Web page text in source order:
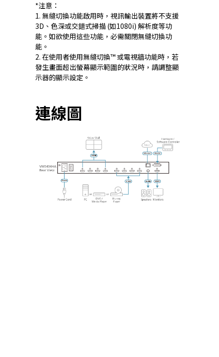
*注意：
1. 無縫切換功能啟用時，視訊輸出裝置將不支援
3D、色深或交錯式掃描 (如1080i) 解析度等功
能。如欲使用這些功能，必需關閉無縫切換功
能。
2. 在使用者使用無縫切換™ 或電視牆功能時，若
發生畫面超出螢幕顯示範圍的狀況時，請調整顯
示器的顯示設定。
連線圖